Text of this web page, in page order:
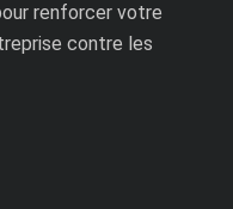
renforcer votre
contre les